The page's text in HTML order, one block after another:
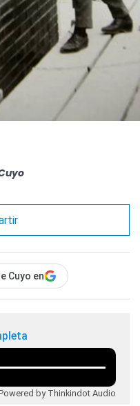
Cuyo en
by Thinkindot Audio